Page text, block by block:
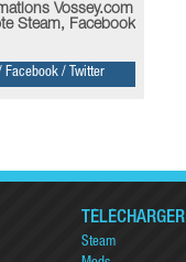
Vossey.com
Steam, Facebook
Facebook / Twitter
TÉLÉCHARGER
Steam